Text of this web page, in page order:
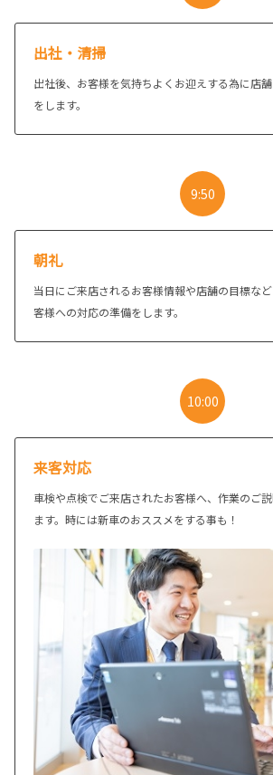
出社・清掃
出社後、お客様を気持ちよくお迎えする為に店
をします。
9:50
朝礼
当日にご来店されるお客様情報や店舗の目標な
客様への対応の準備をします。
10:00
来客対応
車検や点検でご来店されたお客様へ、作業のご
ます。時には新車のおススメをする事も！